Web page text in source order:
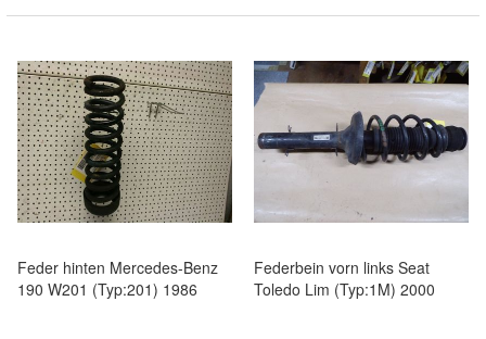
Feder hinten Mercedes-Benz
190 W201 (Typ:201) 1986
Federbein vorn links Seat
Toledo Lim (Typ:1M) 2000